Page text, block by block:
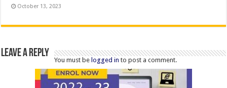
October 13, 2023
Leave a Reply
You must belogged in to post a comment.